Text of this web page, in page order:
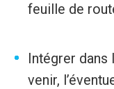
feuille de
Intégrer
venir,